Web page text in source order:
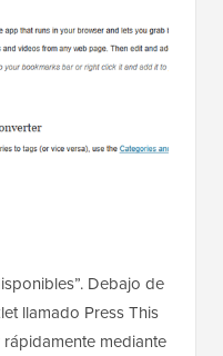
Debajo de
llamado Press This
mediante